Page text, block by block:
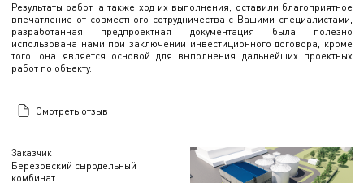
Заказчик
Березовский сыродельный
комбинат
Результаты работ, а также ход их выполнения, оставили благоприятное
впечатление от совместного сотрудничества с Вашими специалистами,
разработанная предпроектная документация была полезно
использована нами при заключении инвестиционного договора, кроме
того, она является основой для выполнения дальнейших проектных
работ по объекту.
Смотреть отзыв